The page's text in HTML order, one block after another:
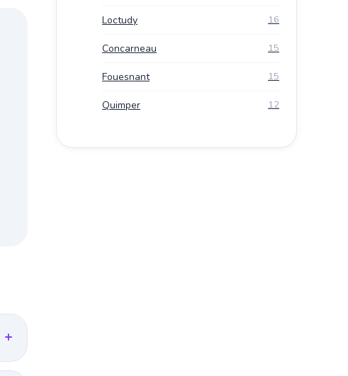
Loctudy 16
Concarneau 15
Fouesnant 15
Quimper 12